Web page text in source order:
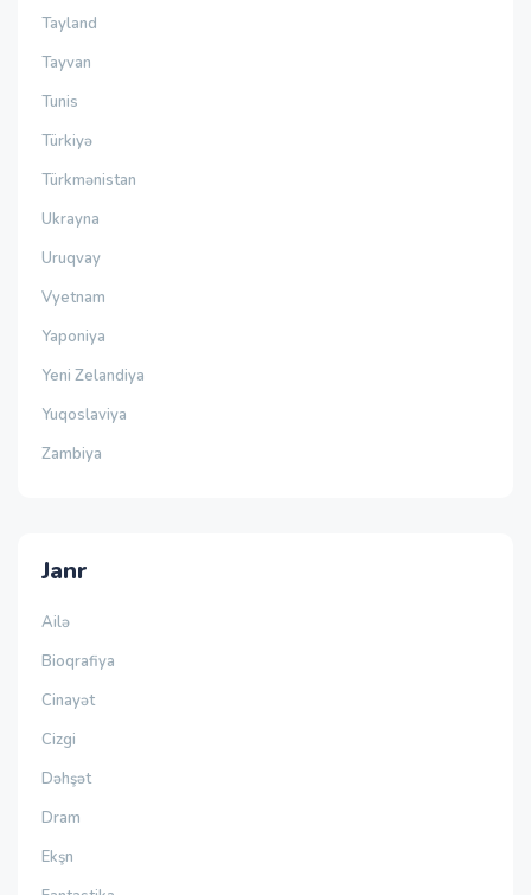
Tayland
Tayvan
Tunis
Türkiyə
Türkmənistan
Ukrayna
Uruqvay
Vyetnam
Yaponiya
Yeni Zelandiya
Yuqoslaviya
Zambiya
Janr
Ailə
Bioqrafiya
Cinayət
Cizgi
Dəhşət
Dram
Ekşn